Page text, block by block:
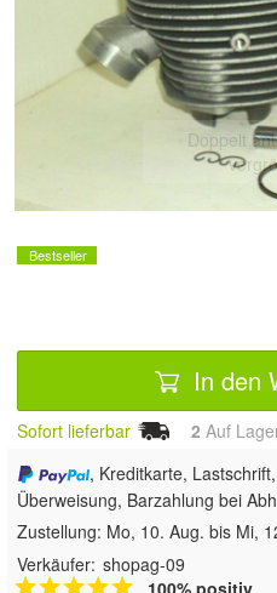
Doppelt
Bestseller
In den
Sofort lieferbar 2 Auf
, Kreditkarte,
Überweisung, Barzahlung bei
Zustellung: Mo, 10. Aug. bis Mi,
Verkäufer: shopag-09
100% positiv